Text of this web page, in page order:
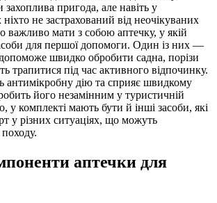
пригода, але навіть у
не застрахований від неочікуваних
важливо мати з собою аптечку, у якій
для першої допомоги. Один із них —
швидко обробити садна, порізи
трапитися під час активного відпочинку.
антимікробну дію та сприяє швидкому
його незамінним у туристичній
у комплекті мають бути й інші засоби, які
у різних ситуаціях, що можуть
аптечки для